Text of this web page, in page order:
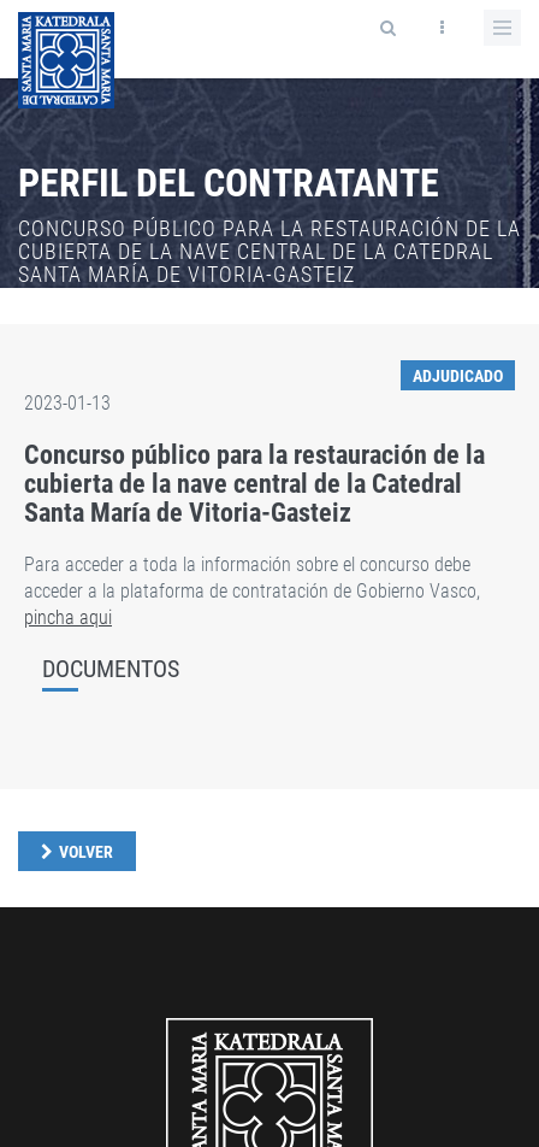
PERFIL DEL CONTRATANTE
CONCURSO PÚBLICO PARA LA RESTAURACIÓN DE LA
CUBIERTA DE LA NAVE CENTRAL DE LA CATEDRAL
SANTA MARÍA DE VITORIA-GASTEIZ
ADJUDICADO
2023-01-13
Concurso público para la restauración de la
cubierta de la nave central de la Catedral
Santa María de Vitoria-Gasteiz
Para acceder a toda la información sobre el concurso debe
acceder a la plataforma de contratación de Gobierno Vasco,
pincha aqui
DOCUMENTOS
VOLVER